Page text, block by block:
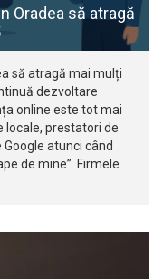
Oradea să atragă
să atragă mai mulți
dezvoltare
online este tot mai
locale, prestatori de
atunci când
de mine”. Firmele